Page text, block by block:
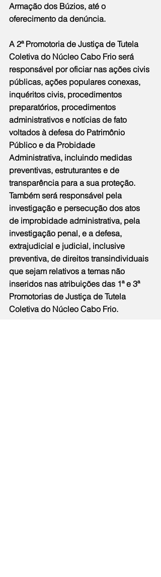
Armação dos Búzios, até o
oferecimento da denúncia.
A 2ª Promotoria de Justiça de Tutela
Coletiva do Núcleo Cabo Frio será
responsável por oficiar nas ações civis
públicas, ações populares conexas,
inquéritos civis, procedimentos
preparatórios, procedimentos
administrativos e notícias de fato
voltados à defesa do Patrimônio
Público e da Probidade
Administrativa, incluindo medidas
preventivas, estruturantes e de
transparência para a sua proteção.
Também será responsável pela
investigação e persecução dos atos
de improbidade administrativa, pela
investigação penal, e a defesa,
extrajudicial e judicial, inclusive
preventiva, de direitos transindividuais
que sejam relativos a temas não
inseridos nas atribuições das 1ª e 3ª
Promotorias de Justiça de Tutela
Coletiva do Núcleo Cabo Frio.